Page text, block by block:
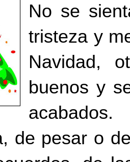
No se
tristeza y
Navidad,
buenos y
de pesar o